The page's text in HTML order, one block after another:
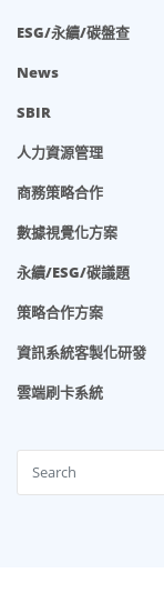
ESG/永續/碳盤查
News
SBIR
人力資源管理
商務策略合作
數據視覺化方案
永續/ESG/碳議題
策略合作方案
資訊系統客製化研發
雲端刷卡系統